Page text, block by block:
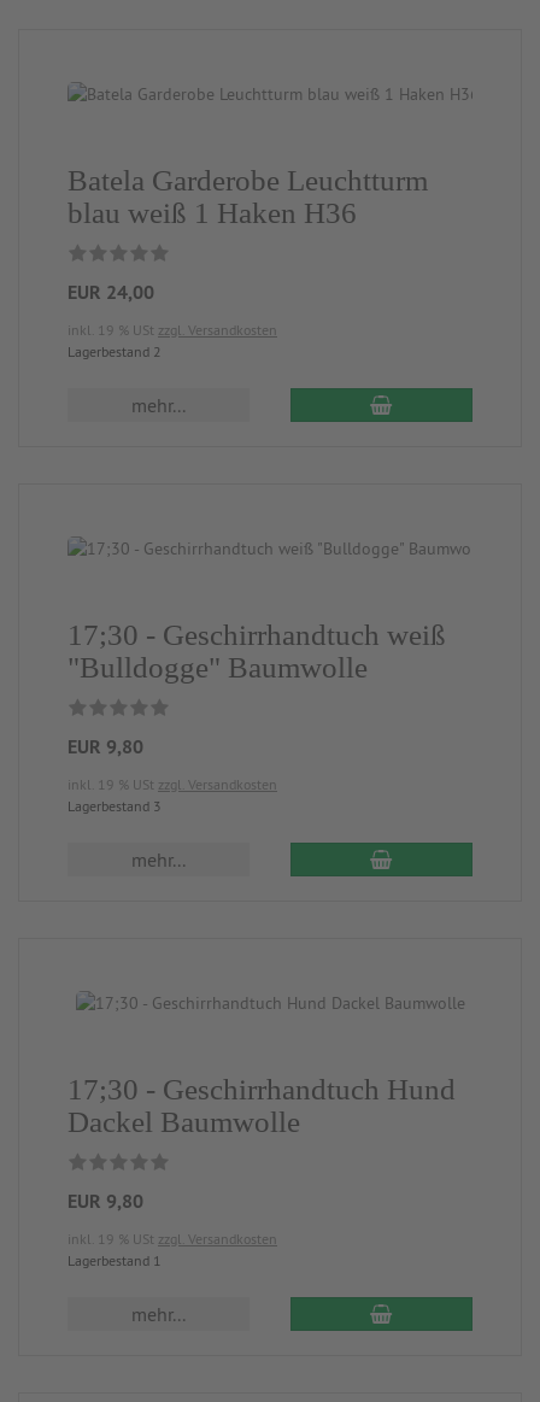
Batela Garderobe Leuchtturm
blau weiß 1 Haken H36
EUR 24,00
inkl. 19 % USt zzgl. Versandkosten
Lagerbestand 2
mehr...
17;30 - Geschirrhandtuch weiß
"Bulldogge" Baumwolle
EUR 9,80
inkl. 19 % USt zzgl. Versandkosten
Lagerbestand 3
mehr...
17;30 - Geschirrhandtuch Hund
Dackel Baumwolle
EUR 9,80
inkl. 19 % USt zzgl. Versandkosten
Lagerbestand 1
mehr...